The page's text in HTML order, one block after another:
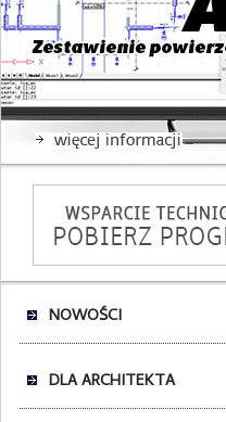
NOWOŚCI
DLA ARCHITEKTA